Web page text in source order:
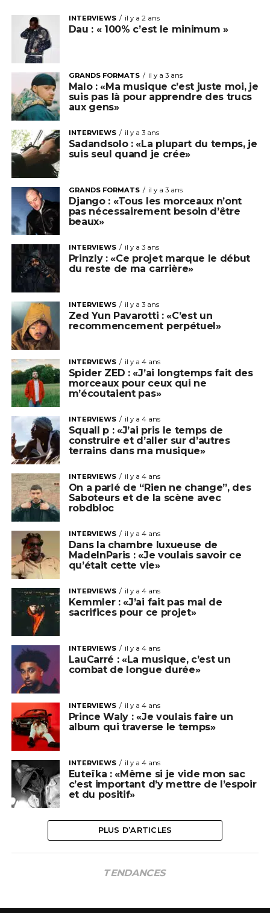
INTERVIEWS il y a 2 ans
Dau : « 100% c’est le minimum »
GRANDS FORMATS il y a 3 ans
Malo : «Ma musique c’est juste moi, je
suis pas là pour apprendre des trucs
aux gens»
INTERVIEWS il y a 3 ans
Sadandsolo : «La plupart du temps, je
suis seul quand je crée»
GRANDS FORMATS il y a 3 ans
Django : «Tous les morceaux n’ont
pas nécessairement besoin d’être
beaux»
INTERVIEWS il y a 3 ans
Prinzly : «Ce projet marque le début
du reste de ma carrière»
INTERVIEWS il y a 3 ans
Zed Yun Pavarotti : «C’est un
recommencement perpétuel»
INTERVIEWS il y a 4 ans
Spider ZED : «J’ai longtemps fait des
morceaux pour ceux qui ne
m’écoutaient pas»
INTERVIEWS il y a 4 ans
Squall p : «J’ai pris le temps de
construire et d’aller sur d’autres
terrains dans ma musique»
INTERVIEWS il y a 4 ans
On a parlé de “Rien ne change”, des
Saboteurs et de la scène avec
robdbloc
INTERVIEWS il y a 4 ans
Dans la chambre luxueuse de
MadeInParis : «Je voulais savoir ce
qu’était cette vie»
INTERVIEWS il y a 4 ans
Kemmler : «J’ai fait pas mal de
sacrifices pour ce projet»
INTERVIEWS il y a 4 ans
LauCarré : «La musique, c’est un
combat de longue durée»
INTERVIEWS il y a 4 ans
Prince Waly : «Je voulais faire un
album qui traverse le temps»
INTERVIEWS il y a 4 ans
Euteïka : «Même si je vide mon sac
c’est important d’y mettre de l’espoir
et du positif»
PLUS D’ARTICLES
TENDANCES